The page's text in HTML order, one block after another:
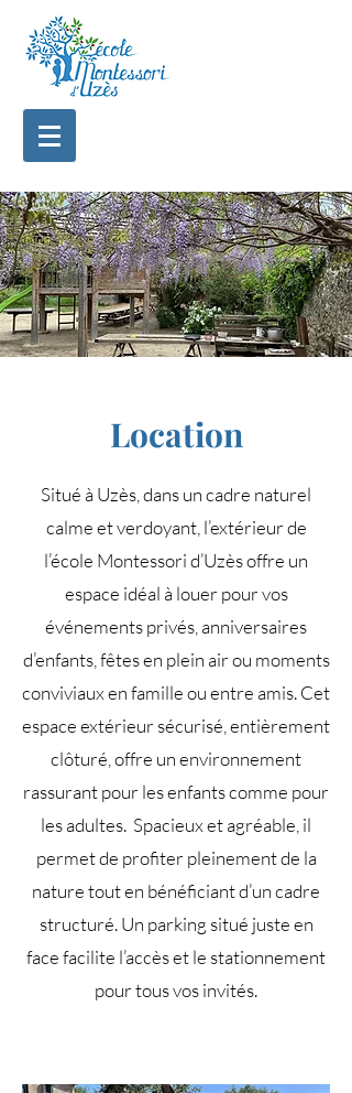
Location
Situé à Uzès, dans un cadre naturel
calme et verdoyant, l’extérieur de
l’école Montessori d’Uzès offre un
espace idéal à louer pour vos
événements privés, anniversaires
d’enfants, fêtes en plein air ou moments
conviviaux en famille ou entre amis. Cet
espace extérieur sécurisé, entièrement
clôturé, offre un environnement
rassurant pour les enfants comme pour
les adultes. Spacieux et agréable, il
permet de profiter pleinement de la
nature tout en bénéficiant d’un cadre
structuré. Un parking situé juste en
face facilite l’accès et le stationnement
pour tous vos invités.